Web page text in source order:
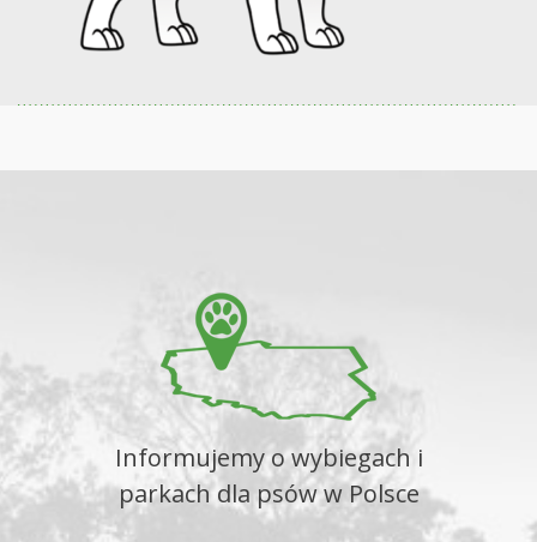
Informujemy o wybiegach i
parkach dla psów w Polsce